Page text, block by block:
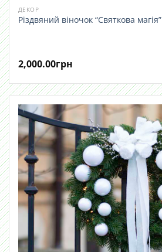
ДЕКОР
Різдвяний віночок “Святкова магія”
2,000.00грн